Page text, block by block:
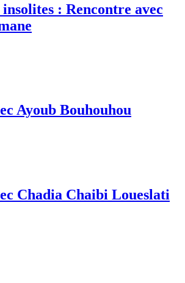
: Rencontre avec
Ayoub Bouhouhou
Chadia Chaibi Loueslati